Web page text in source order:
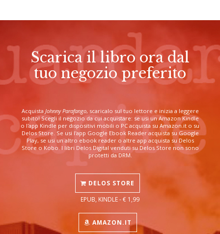
Scarica il libro ora dal
tuo negozio preferito
Acquista Johnny Parafango, scaricalo sul tuo lettore e inizia a leggere
subito! Scegli il negozio da cui acquistare: se usi un Amazon Kindle
o l'app Kindle per dispositivi mobili o PC acquista su Amazon.it o su
Delos Store. Se usi l'app Google Ebook Reader acquista su Google
Play, se usi un altro ebook reader o altre app acquista su Delos
Store o Kobo. I libri Delos Digital venduti su Delos Store non sono
protetti da DRM.
DELOS STORE
EPUB, KINDLE - € 1,99
AMAZON.IT